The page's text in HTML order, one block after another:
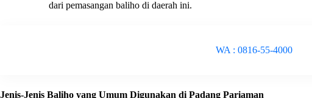
dari pemasangan baliho di daerah ini.
WA : 0816-55-4000
Jenis-Jenis Baliho yang Umum Digunakan di Padang Pariaman